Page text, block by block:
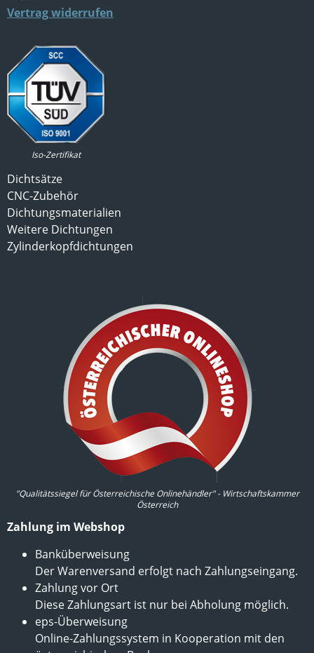
Vertrag widerrufen
Iso-Zertifikat
Dichtsätze
CNC-Zubehör
Dichtungsmaterialien
Weitere Dichtungen
Zylinderkopfdichtungen
"Qualitätssiegel für Österreichische Onlinehändler" - Wirtschaftskammer
Österreich
Zahlung im Webshop
Banküberweisung
Der Warenversand erfolgt nach Zahlungseingang.
Zahlung vor Ort
Diese Zahlungsart ist nur bei Abholung möglich.
eps-Überweisung
Online-Zahlungssystem in Kooperation mit den